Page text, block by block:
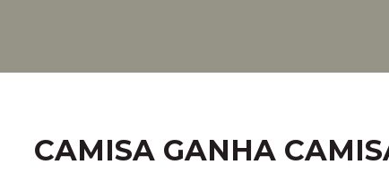
CAMISA GANHA